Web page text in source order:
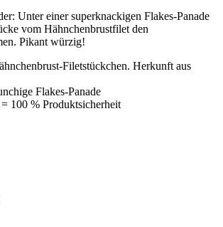
Unter einer superknackigen Flakes-Panade
vom Hähnchenbrustfilet den
Pikant würzig!
Filetstückchen. Herkunft aus
Flakes-Panade
100 % Produktsicherheit